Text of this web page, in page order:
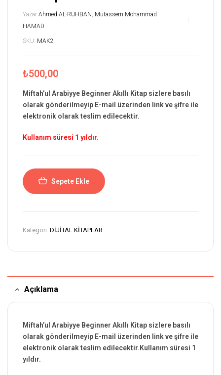
Yazar:Ahmed AL-RUHBAN, Mutassem Mohammad
HAMAD
SKU: MAK2
₺500,00
Miftah’ul Arabiyye Beginner Akıllı Kitap sizlere basılı
olarak gönderilmeyip E-mail üzerinden link ve şifre ile
elektronik olarak teslim edilecektir.
Kullanım süresi 1 yıldır.
Sepete Ekle
Kategori: DİJİTAL KİTAPLAR
Açıklama
Miftah’ul Arabiyye Beginner Akıllı Kitap sizlere basılı
olarak gönderilmeyip E-mail üzerinden link ve şifre ile
elektronik olarak teslim edilecektir.Kullanım süresi 1
yıldır.